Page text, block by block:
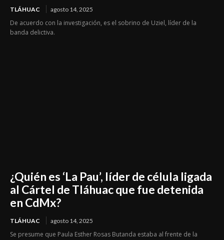
TLÁHUAC agosto 14, 2025
De acuerdo con la investigación, es el sobrino de Uziel, líder de la
banda delictiva.
¿Quién es ‘La Pau’, líder de célula ligada
al Cártel de Tláhuac que fue detenida
en CdMx?
TLÁHUAC agosto 14, 2025
Se presume que Paula Esther Rosas Butanda estaba al frente de la